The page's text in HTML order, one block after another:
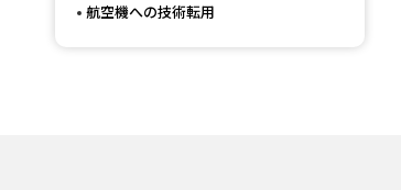
航空機への技術転用